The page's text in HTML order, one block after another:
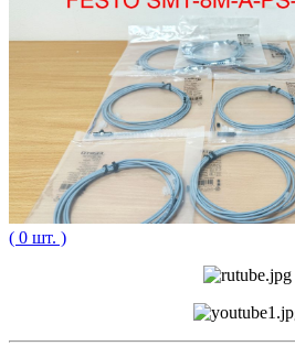
( 0 шт. )